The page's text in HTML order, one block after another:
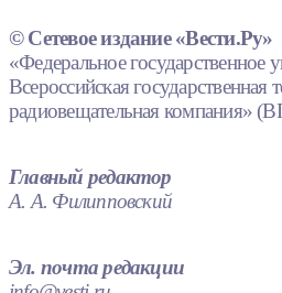
© Сетевое издание «Вести.Ру»
«Федеральное государственное
Всероссийская государственная
радиовещательная компания»
Главный редактор
А. А. Филипповский
Эл. почта редакции